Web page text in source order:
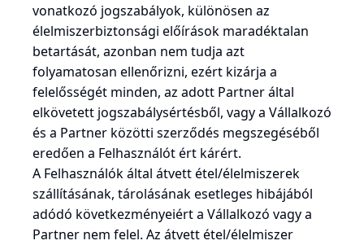
vonatkozó jogszabályok, különösen az
élelmiszerbiztonsági előírások maradéktalan
betartását, azonban nem tudja azt
folyamatosan ellenőrizni, ezért kizárja a
felelősségét minden, az adott Partner által
elkövetett jogszabálysértésből, vagy a Vállalkozó
és a Partner közötti szerződés megszegéséből
eredően a Felhasználót ért kárért.
A Felhasználók által átvett étel/élelmiszerek
szállításának, tárolásának esetleges hibájából
adódó következményeiért a Vállalkozó vagy a
Partner nem felel. Az átvett étel/élelmiszer